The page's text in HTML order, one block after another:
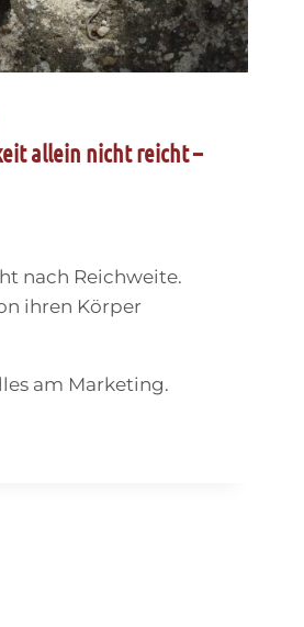
allein nicht reicht –
nach Reichweite.
ihren Körper
am Marketing.